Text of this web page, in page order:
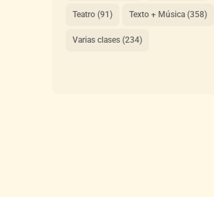
Teatro(91) Texto + Música(358)
Varias clases(234)